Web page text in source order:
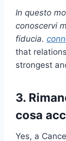
In questo
conoscervi
fiducia.
that
strongest
3.
cosa
Yes, a